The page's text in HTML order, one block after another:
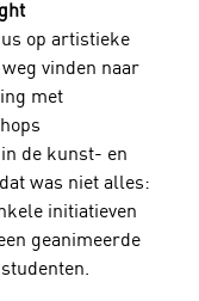
op artistieke
vinden naar
met
de kunst- en
was niet alles:
initiatieven
geanimeerde